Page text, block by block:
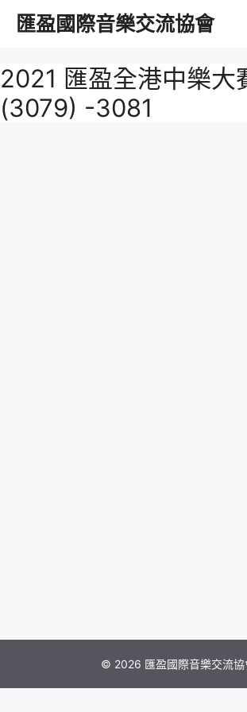
容
匯盈國際音樂交流協會
2021 匯盈全港中樂
(3079) -3081
© 2026 匯盈國際音樂交流協